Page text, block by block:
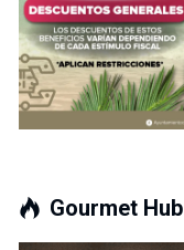
Gourmet Hub